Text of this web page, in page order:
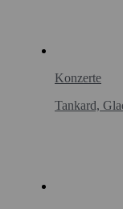
Konzerte
Tankard,